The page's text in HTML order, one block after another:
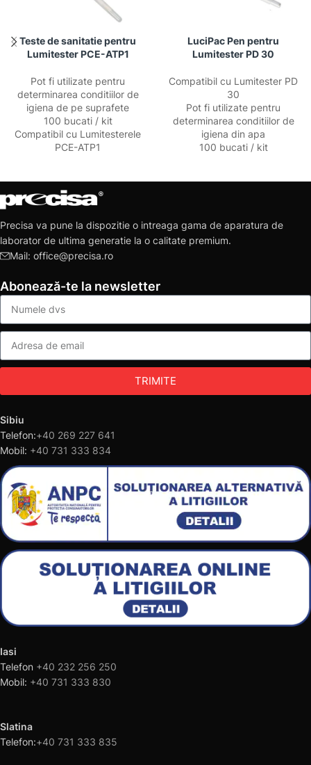
Teste de sanitatie pentru
Lumitester PCE-ATP1
Pot fi utilizate pentru
determinarea conditiilor de
igiena de pe suprafete
100 bucati / kit
Compatibil cu Lumitesterele
PCE-ATP1
LuciPac Pen pentru
Lumitester PD 30
Compatibil cu Lumitester PD
30
Pot fi utilizate pentru
determinarea conditiilor de
igiena din apa
100 bucati / kit
Precisa va pune la dispozitie o intreaga gama de aparatura de
laborator de ultima generatie la o calitate premium.
Mail: office@precisa.ro
Abonează-te la newsletter
TRIMITE
Sibiu
Telefon:+40 269 227 641
Mobil: +40 731 333 834
Iasi
Telefon +40 232 256 250
Mobil: +40 731 333 830
Slatina
Telefon:+40 731 333 835